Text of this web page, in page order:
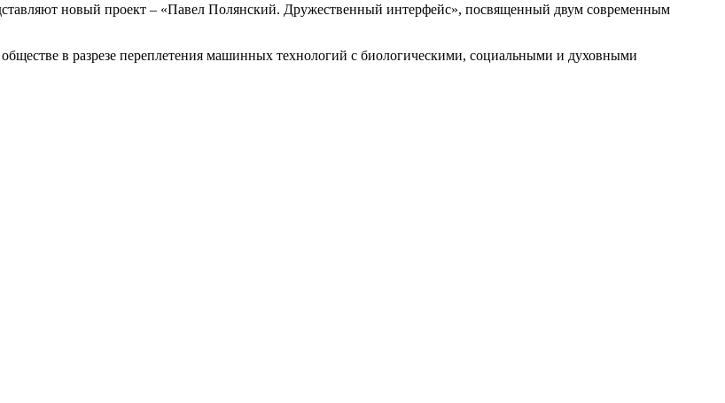
новый проект – «Павел Полянский. Дружественный интерфейс», посвященный двум современным
в разрезе переплетения машинных технологий с биологическими, социальными и духовными